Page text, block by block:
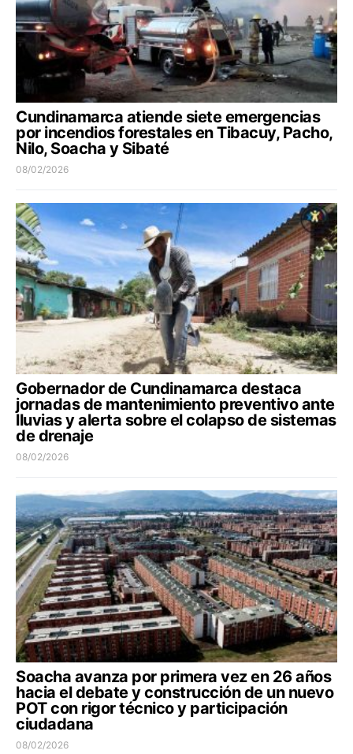
Cundinamarca atiende siete emergencias
por incendios forestales en Tibacuy, Pacho,
Nilo, Soacha y Sibaté
08/02/2026
Gobernador de Cundinamarca destaca
jornadas de mantenimiento preventivo ante
lluvias y alerta sobre el colapso de sistemas
de drenaje
08/02/2026
Soacha avanza por primera vez en 26 años
hacia el debate y construcción de un nuevo
POT con rigor técnico y participación
ciudadana
08/02/2026